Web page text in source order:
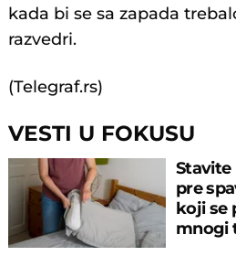
kada bi se sa zapada
razvedri.
(Telegraf.rs)
VESTI U FOKUSU
Stavite
pre
koji se
mnogi